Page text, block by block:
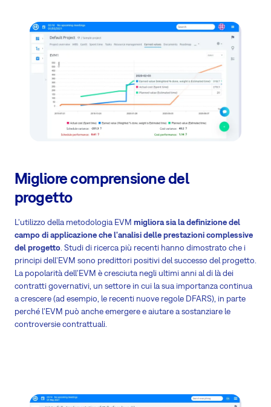
Migliore comprensione del
progetto
L'utilizzo della metodologia EVM migliora sia la definizione del
campo di applicazione che l'analisi delle prestazioni complessive
del progetto . Studi di ricerca più recenti hanno dimostrato che i
principi dell'EVM sono predittori positivi del successo del progetto.
La popolarità dell'EVM è cresciuta negli ultimi anni al di là dei
contratti governativi, un settore in cui la sua importanza continua
a crescere (ad esempio, le recenti nuove regole DFARS), in parte
perché l'EVM può anche emergere e aiutare a sostanziare le
controversie contrattuali.